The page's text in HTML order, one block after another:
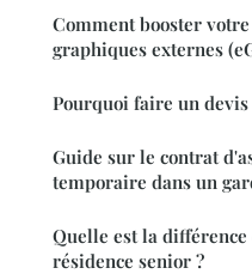
Comment booster votre
graphiques externes
Pourquoi faire un
Guide sur le contrat
temporaire dans un
Quelle est la
résidence senior ?